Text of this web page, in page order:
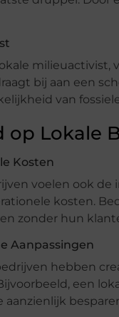
milieuactivist,
bij aan een
van
op Lokale
Kosten
voelen ook
kosten.
zonder hun
Aanpassingen
hebben
een
aanzienlijk